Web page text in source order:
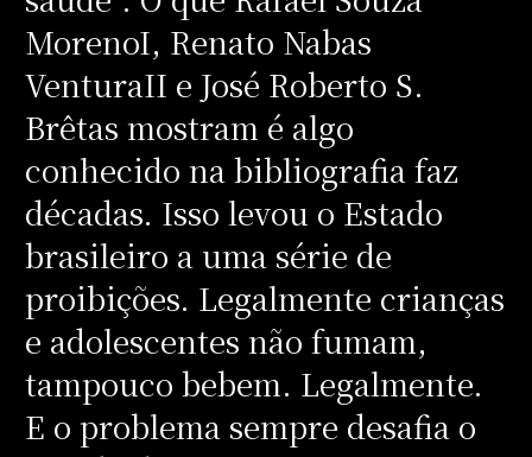
MorenoI, Renato Nabas
VenturaII e José Roberto S.
Brêtas mostram é algo
conhecido na bibliografia faz
décadas. Isso levou o Estado
brasileiro a uma série de
proibições. Legalmente crianças
e adolescentes não fumam,
tampouco bebem. Legalmente.
E o problema sempre desafia o